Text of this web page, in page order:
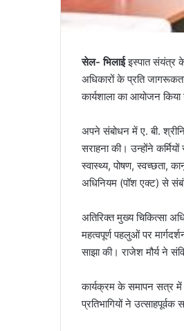
सेल- भिलाईइस्पात संयंत्र के
अधिकारों के प्रति
कार्यशाला का आयोजन किया
अपने संबोधन में ए. बी.
सराहना की। उन्होंने
स्वास्थ्य, पोषण, स्वच्छता,
अधिनियम (पॉश एक्ट) से
अतिरिक्त मुख्य चिकित्सा
महत्वपूर्ण पहलुओं पर
साझा की। राजेश मौर्य ने
कार्यक्रम के समापन सत्र में
प्रतिभागियों ने